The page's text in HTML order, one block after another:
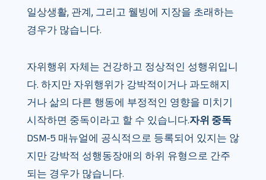
일상생활, 관계, 그리고 웰빙에 지장을 초래하는
경우가 많습니다.
자위행위 자체는 건강하고 정상적인 성행위입니
다. 하지만 자위행위가 강박적이거나 과도해지
거나 삶의 다른 행동에 부정적인 영향을 미치기
시작하면 중독이라고 할 수 있습니다.자위 중독
DSM-5 매뉴얼에 공식적으로 등록되어 있지는 않
지만 강박적 성행동장애의 하위 유형으로 간주
되는 경우가 많습니다.